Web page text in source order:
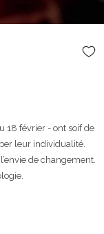
18 février - ont soif de
leur individualité.
de changement.